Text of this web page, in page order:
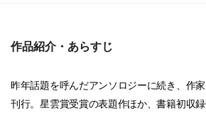
作品紹介・あらすじ
昨年話題を呼んだアンソロジーに続き、作
刊行。星雲賞受賞の表題作ほか、書籍初収